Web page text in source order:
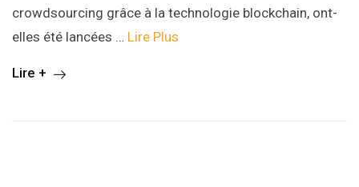
crowdsourcing grâce à la technologie blockchain, ont-
elles été lancées … Lire Plus
Lire +